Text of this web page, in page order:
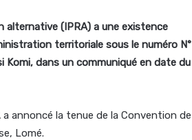
alternative (IPRA) a une existence
territoriale sous le numéro N°
Komi, dans un communiqué en date du
annoncé la tenue de la Convention de
Lomé.